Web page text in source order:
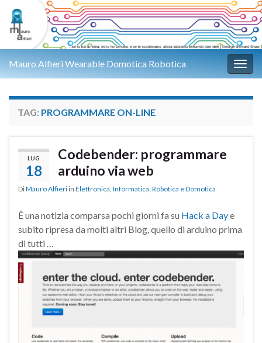
Mauro Alfieri Wearable Domotica Robotica
TAG: PROGRAMMARE ON-LINE
LUG
18
Codebender: programmare
arduino via web
DiMauro Alfieri in Elettronica, Informatica, Robotica e Domotica
È una notizia comparsa pochi giorni fa su Hack a Daye
subito ripresa da molti altri Blog, quello di arduino prima
di tutti …